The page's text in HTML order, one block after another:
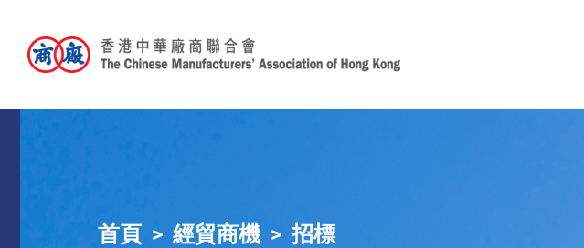
首頁 經貿商機 招標